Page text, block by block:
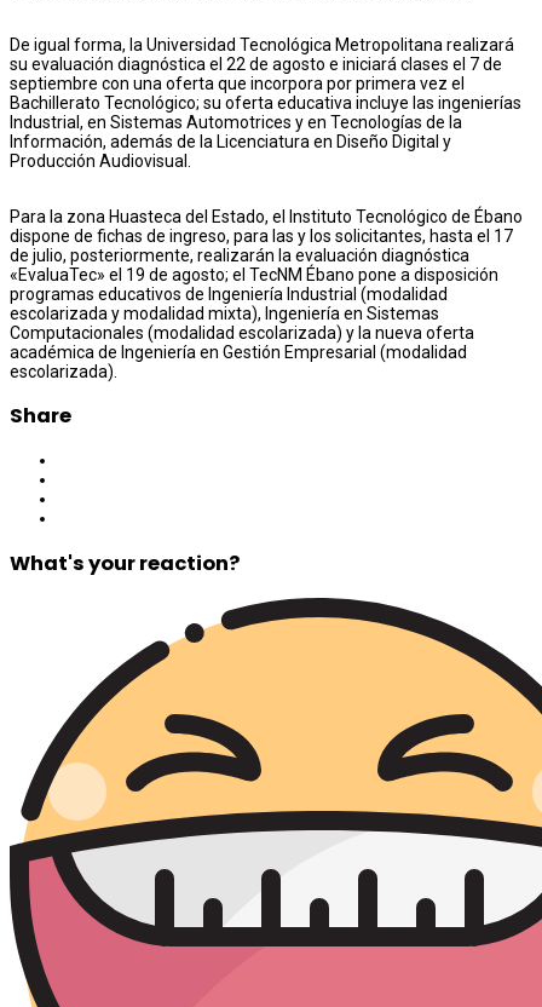
De igual forma, la Universidad Tecnológica Metropolitana realizará
su evaluación diagnóstica el 22 de agosto e iniciará clases el 7 de
septiembre con una oferta que incorpora por primera vez el
Bachillerato Tecnológico; su oferta educativa incluye las ingenierías
Industrial, en Sistemas Automotrices y en Tecnologías de la
Información, además de la Licenciatura en Diseño Digital y
Producción Audiovisual.
Para la zona Huasteca del Estado, el Instituto Tecnológico de Ébano
dispone de fichas de ingreso, para las y los solicitantes, hasta el 17
de julio, posteriormente, realizarán la evaluación diagnóstica
«EvaluaTec» el 19 de agosto; el TecNM Ébano pone a disposición
programas educativos de Ingeniería Industrial (modalidad
escolarizada y modalidad mixta), Ingeniería en Sistemas
Computacionales (modalidad escolarizada) y la nueva oferta
académica de Ingeniería en Gestión Empresarial (modalidad
escolarizada).
Share
What's your reaction?